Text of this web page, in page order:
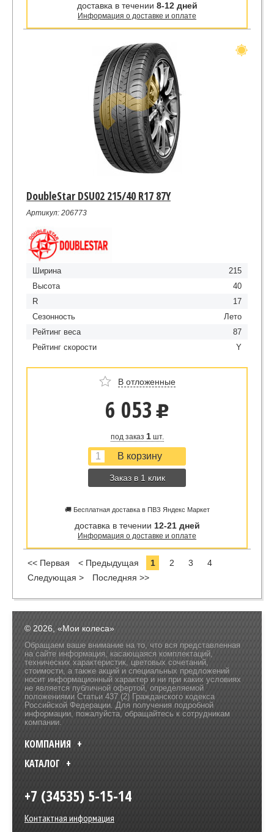
доставка в течении 8-12 дней
Информация о доставке и оплате
DoubleStar DSU02 215/40 R17 87Y
Артикул: 206773
Ширина
215
Высота
40
R
17
Сезонность
Лето
Рейтинг веса
87
Рейтинг скорости
Y
В отложенные
6 053 u
под заказ 1шт.
Заказ в 1 клик
🚚 Бесплатная доставка в ПВЗ Яндекс Маркет
доставка в течении 12-21 дней
Информация о доставке и оплате
<< Первая < Предыдущая 1 2 3
4
Следующая >
Последняя >>
© 2026, «Мои колеса»
Обращаем ваше внимание на то, что вся представленная
на сайте информация, касающаяся комплектаций,
технических характеристик, цветовых сочетаний,
стоимости, а также акций и специальных предложений
носит информационный характер и ни при каких условиях
не является публичной офертой, определяемой
положениями Статьи 437 (2) Гражданского кодекса
Российской Федерации. Для получения подробной
информации, пожалуйста, обращайтесь к сотрудникам
компании.
КОМПАНИЯ
КАТАЛОГ
+7 (34535) 5-15-14
Контактная информация